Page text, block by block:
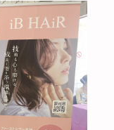
MENU
COUPON
BLOG